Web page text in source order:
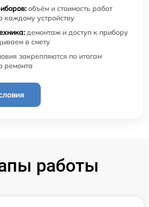
объём и стоимость работ
каждому устройству
демонтаж и доступ к прибору
в смету
закрепляются по итогам
ремонта
работы